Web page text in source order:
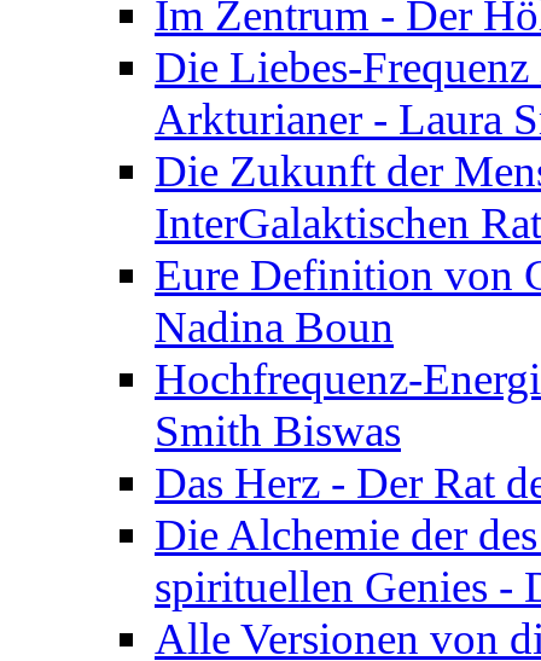
Im Zentrum - Der
Die Liebes-
Arkturianer - Laura
Die Zukunft der
InterGalaktischen
Eure Definition von
Nadina Boun
Hochfrequenz-
Smith Biswas
Das Herz - Der Rat
Die Alchemie der
spirituellen Genies -
Alle Versionen von